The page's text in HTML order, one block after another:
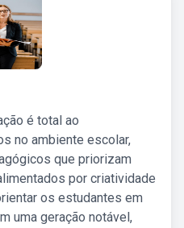
é total ao
no ambiente escolar,
que priorizam
por criatividade
os estudantes em
uma geração notável,